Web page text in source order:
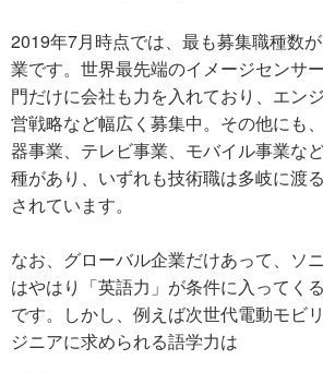
2019年7月時点では、最も募集職種数
業です。世界最先端のイメージセンサ
門だけに会社も力を入れており、エン
営戦略など幅広く募集中。その他にも
器事業、テレビ事業、モバイル事業な
種があり、いずれも技術職は多岐に渡
されています。
なお、グローバル企業だけあって、ソ
はやはり「英語力」が条件に入ってく
です。しかし、例えば次世代電動モビ
ジニアに求められる語学力は